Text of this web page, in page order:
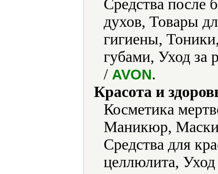
Средства после
духов, Товары
гигиены,
губами, Уход
/ AVON.
Красота и
Косметика
Маникюр, Маски
Средства для
целлюлита,